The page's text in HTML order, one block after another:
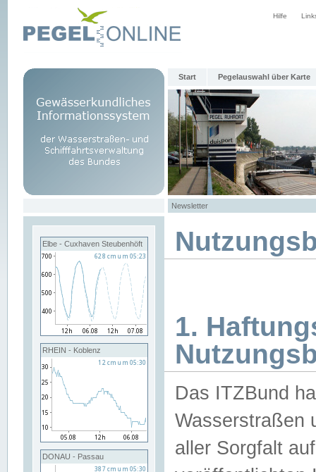
Hilfe
Start Pegelauswahl über Karte
Newsletter
Elbe - Cuxhaven Steubenhöft
RHEIN - Koblenz
DONAU - Passau
1.
Das ITZBund
Wasserstraßen
aller Sorgfalt